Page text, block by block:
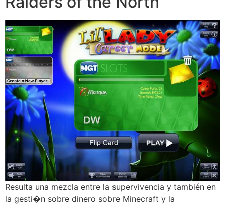
Resulta una mezcla entre la supervivencia y también en
la gesti�n sobre dinero sobre Minecraft y la